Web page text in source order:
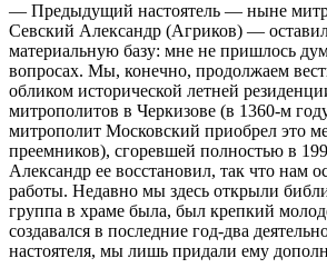
— Предыдущий настоятель — ныне
Севский Александр (Агриков) —
материальную базу: мне не пришлось
вопросах. Мы, конечно, продолжаем
обликом исторической летней
митрополитов в Черкизове (в 1360-м
митрополит Московский приобрел это
преемников), сгоревшей полностью в
Александр ее восстановил, так что нам
работы. Недавно мы здесь открыли
группа в храме была, был крепкий
создавался в последние год-два
настоятеля, мы лишь придали ему